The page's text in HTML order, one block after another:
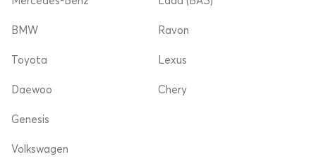
BMW
Toyota
Daewoo
Ravon
Lexus
Chery
Genesis
Volkswagen